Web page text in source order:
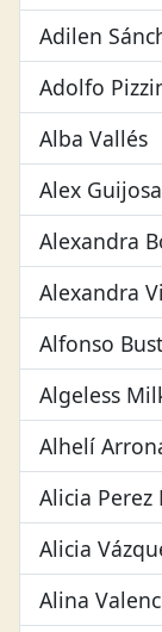
Adilen
Adolfo
Alba Vallés
Alex
Alexandra
Alexandra
Alfonso
Algeless
Alhelí
Alicia Perez
Alicia
Alina